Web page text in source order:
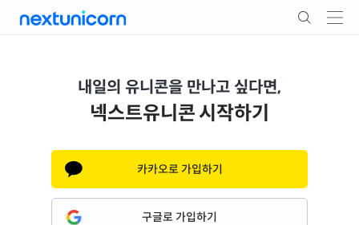
내일의 유니콘을 만나고 싶다면,
스타트업 정보를 보고 싶다면,
넥스트유니콘 시작하기
카카오로 가입하기
구글로 가입하기